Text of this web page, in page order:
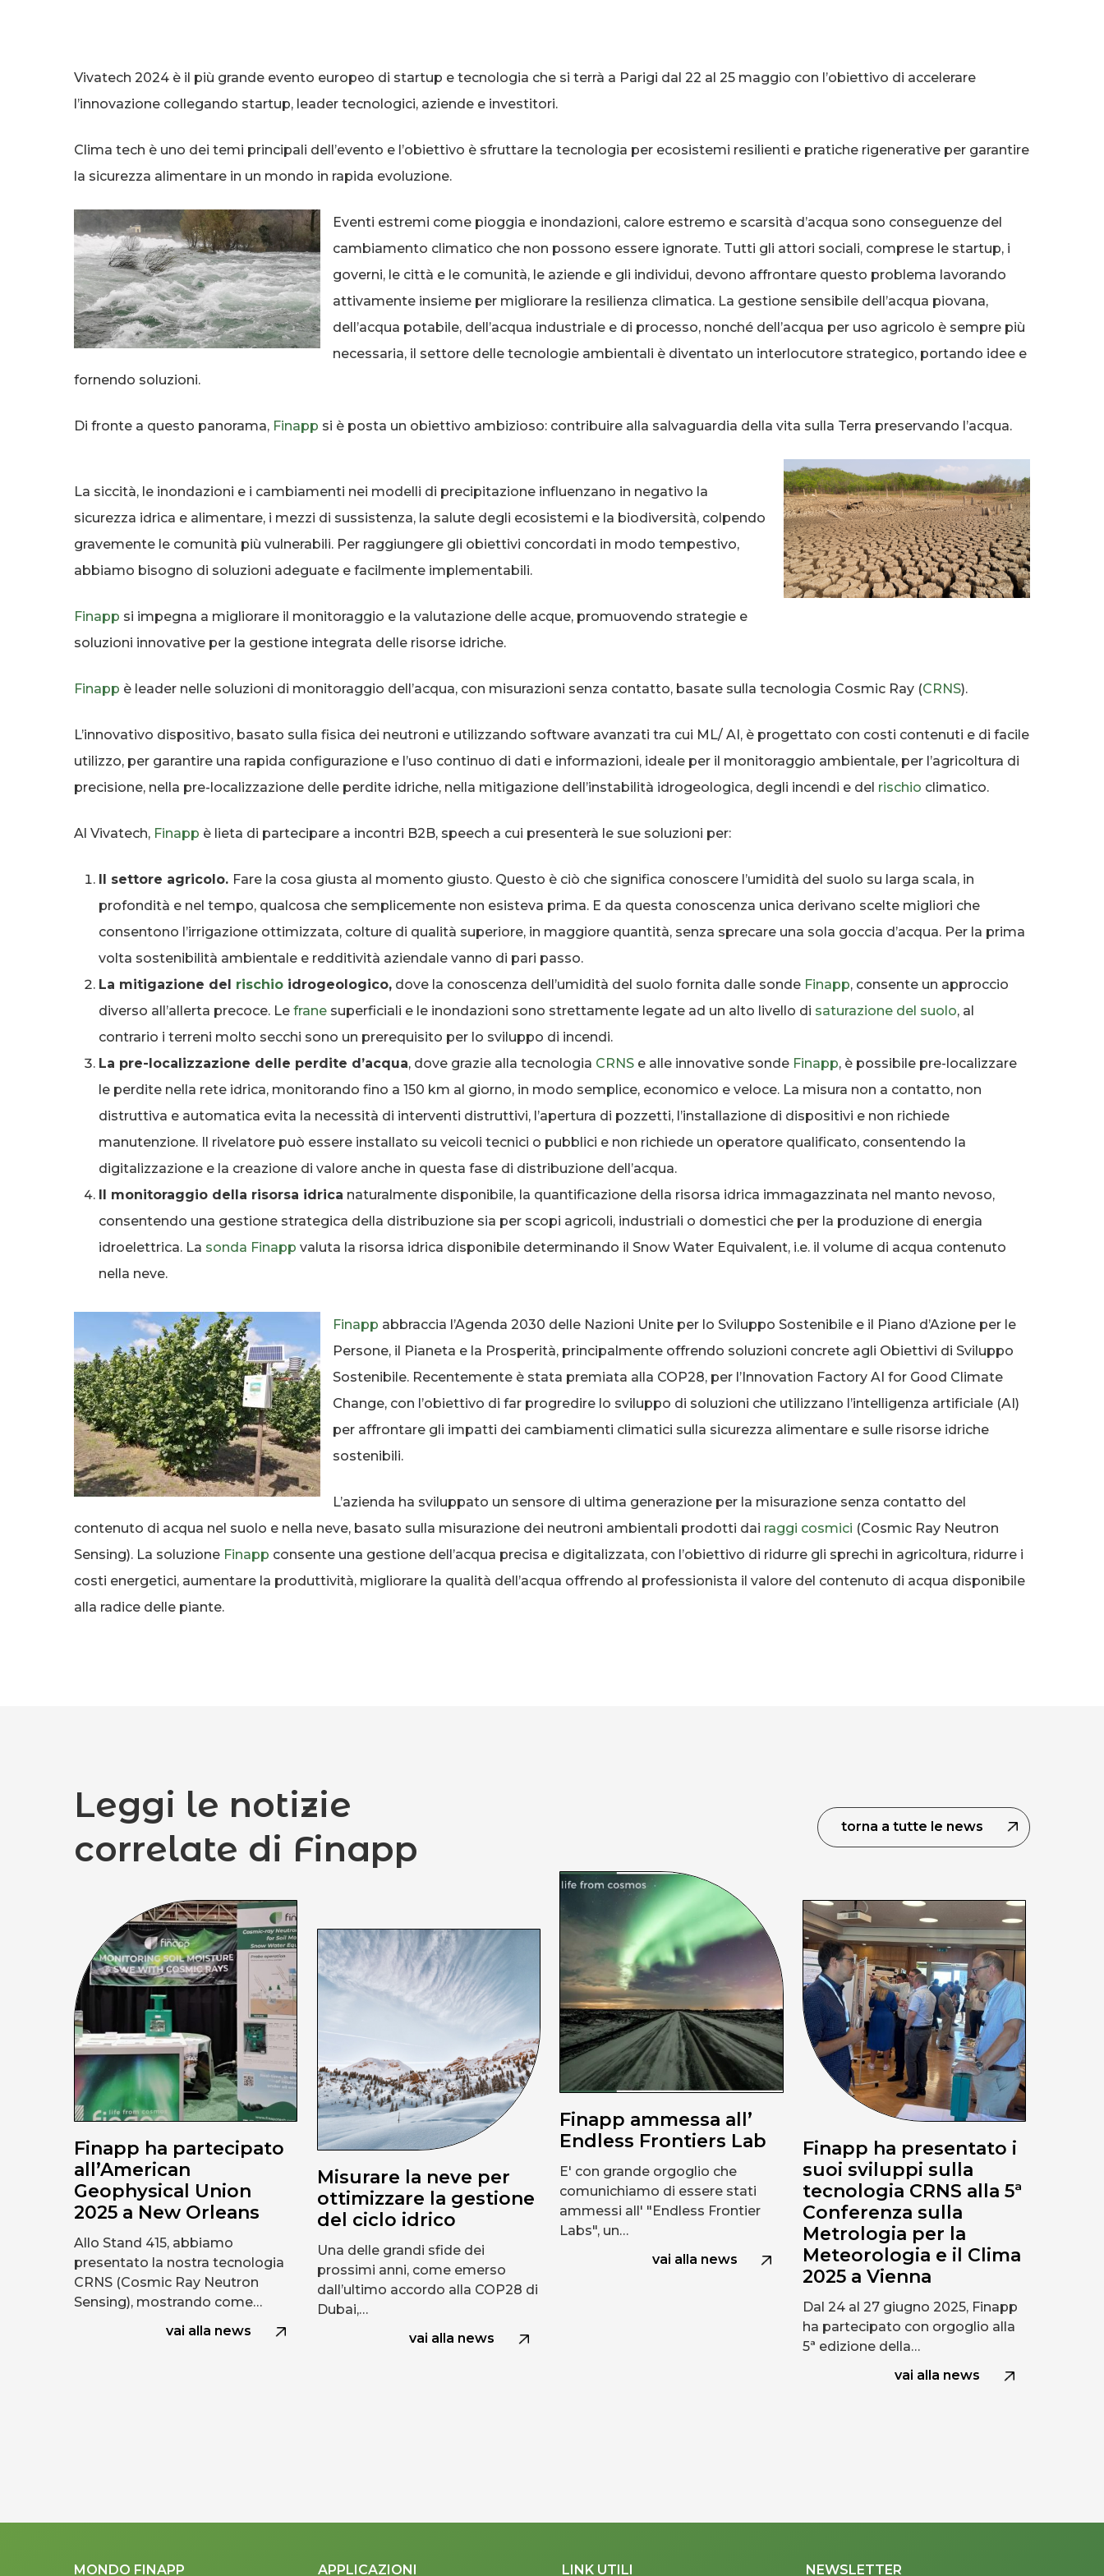
Vivatech 2024 è il più grande evento europeo di startup e tecnologia che si terrà a Parigi dal 22 al 25 maggio con l’obiettivo di accelerare
l’innovazione collegando startup, leader tecnologici, aziende e investitori.
Clima tech è uno dei temi principali dell’evento e l’obiettivo è sfruttare la tecnologia per ecosistemi resilienti e pratiche rigenerative per garantire
la sicurezza alimentare in un mondo in rapida evoluzione.
Eventi estremi come pioggia e inondazioni, calore estremo e scarsità d’acqua sono conseguenze del
cambiamento climatico che non possono essere ignorate. Tutti gli attori sociali, comprese le startup, i
governi, le città e le comunità, le aziende e gli individui, devono affrontare questo problema lavorando
attivamente insieme per migliorare la resilienza climatica. La gestione sensibile dell’acqua piovana,
dell’acqua potabile, dell’acqua industriale e di processo, nonché dell’acqua per uso agricolo è sempre più
necessaria, il settore delle tecnologie ambientali è diventato un interlocutore strategico, portando idee e
fornendo soluzioni.
Di fronte a questo panorama, Finapp si è posta un obiettivo ambizioso: contribuire alla salvaguardia della vita sulla Terra preservando l’acqua.
La siccità, le inondazioni e i cambiamenti nei modelli di precipitazione influenzano in negativo la
sicurezza idrica e alimentare, i mezzi di sussistenza, la salute degli ecosistemi e la biodiversità, colpendo
gravemente le comunità più vulnerabili. Per raggiungere gli obiettivi concordati in modo tempestivo,
abbiamo bisogno di soluzioni adeguate e facilmente implementabili.
Finapp si impegna a migliorare il monitoraggio e la valutazione delle acque, promuovendo strategie e
soluzioni innovative per la gestione integrata delle risorse idriche.
Finapp è leader nelle soluzioni di monitoraggio dell’acqua, con misurazioni senza contatto, basate sulla tecnologia Cosmic Ray (CRNS).
L’innovativo dispositivo, basato sulla fisica dei neutroni e utilizzando software avanzati tra cui ML/ AI, è progettato con costi contenuti e di facile
utilizzo, per garantire una rapida configurazione e l’uso continuo di dati e informazioni, ideale per il monitoraggio ambientale, per l’agricoltura di
precisione, nella pre-localizzazione delle perdite idriche, nella mitigazione dell’instabilità idrogeologica, degli incendi e del rischio climatico.
Al Vivatech, Finapp è lieta di partecipare a incontri B2B, speech a cui presenterà le sue soluzioni per:
Il settore agricolo. Fare la cosa giusta al momento giusto. Questo è ciò che significa conoscere l’umidità del suolo su larga scala, in
profondità e nel tempo, qualcosa che semplicemente non esisteva prima. E da questa conoscenza unica derivano scelte migliori che
consentono l’irrigazione ottimizzata, colture di qualità superiore, in maggiore quantità, senza sprecare una sola goccia d’acqua. Per la prima
volta sostenibilità ambientale e redditività aziendale vanno di pari passo.
La mitigazione del rischio idrogeologico, dove la conoscenza dell’umidità del suolo fornita dalle sonde Finapp, consente un approccio
diverso all’allerta precoce. Le frane superficiali e le inondazioni sono strettamente legate ad un alto livello di saturazione del suolo, al
contrario i terreni molto secchi sono un prerequisito per lo sviluppo di incendi.
La pre-localizzazione delle perdite d’acqua, dove grazie alla tecnologia CRNS e alle innovative sonde Finapp, è possibile pre-localizzare
le perdite nella rete idrica, monitorando fino a 150 km al giorno, in modo semplice, economico e veloce. La misura non a contatto, non
distruttiva e automatica evita la necessità di interventi distruttivi, l’apertura di pozzetti, l’installazione di dispositivi e non richiede
manutenzione. Il rivelatore può essere installato su veicoli tecnici o pubblici e non richiede un operatore qualificato, consentendo la
digitalizzazione e la creazione di valore anche in questa fase di distribuzione dell’acqua.
Il monitoraggio della risorsa idrica naturalmente disponibile, la quantificazione della risorsa idrica immagazzinata nel manto nevoso,
consentendo una gestione strategica della distribuzione sia per scopi agricoli, industriali o domestici che per la produzione di energia
idroelettrica. La sonda Finapp valuta la risorsa idrica disponibile determinando il Snow Water Equivalent, i.e. il volume di acqua contenuto
nella neve.
Finapp abbraccia l’Agenda 2030 delle Nazioni Unite per lo Sviluppo Sostenibile e il Piano d’Azione per le
Persone, il Pianeta e la Prosperità, principalmente offrendo soluzioni concrete agli Obiettivi di Sviluppo
Sostenibile. Recentemente è stata premiata alla COP28, per l’Innovation Factory AI for Good Climate
Change, con l’obiettivo di far progredire lo sviluppo di soluzioni che utilizzano l’intelligenza artificiale (AI)
per affrontare gli impatti dei cambiamenti climatici sulla sicurezza alimentare e sulle risorse idriche
sostenibili.
L’azienda ha sviluppato un sensore di ultima generazione per la misurazione senza contatto del
contenuto di acqua nel suolo e nella neve, basato sulla misurazione dei neutroni ambientali prodotti dai raggi cosmici (Cosmic Ray Neutron
Sensing). La soluzione Finapp consente una gestione dell’acqua precisa e digitalizzata, con l’obiettivo di ridurre gli sprechi in agricoltura, ridurre i
costi energetici, aumentare la produttività, migliorare la qualità dell’acqua offrendo al professionista il valore del contenuto di acqua disponibile
alla radice delle piante.
Leggi le notizie
correlate di Finapp
torna a tutte le news
Finapp ha partecipato
all’American
Geophysical Union
2025 a New Orleans
Allo Stand 415, abbiamo
presentato la nostra tecnologia
CRNS (Cosmic Ray Neutron
Sensing), mostrando come…
vai alla news
Misurare la neve per
ottimizzare la gestione
del ciclo idrico
Una delle grandi sfide dei
prossimi anni, come emerso
dall’ultimo accordo alla COP28 di
Dubai,…
vai alla news
Finapp ammessa all’
Endless Frontiers Lab
E' con grande orgoglio che
comunichiamo di essere stati
ammessi all' "Endless Frontier
Labs", un…
vai alla news
Finapp ha presentato i
suoi sviluppi sulla
tecnologia CRNS alla 5ª
Conferenza sulla
Metrologia per la
Meteorologia e il Clima
2025 a Vienna
Dal 24 al 27 giugno 2025, Finapp
ha partecipato con orgoglio alla
5ª edizione della…
vai alla news
MONDO FINAPP APPLICAZIONI LINK UTILI NEWSLETTER